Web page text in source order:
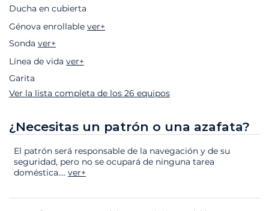
Ducha en cubierta
Génova enrollable ver+
Sonda ver+
Línea de vida ver+
Garita
Ver la lista completa de los 26 equipos
¿Necesitas un patrón o una azafata?
El patrón será responsable de la navegación y de su
seguridad, pero no se ocupará de ninguna tarea
doméstica.... ver+